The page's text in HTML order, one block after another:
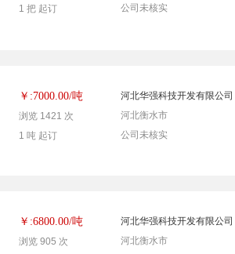
1 把 起订
公司未核实
￥:7000.00/吨
浏览 1421 次
1 吨 起订
河北华强科技开发有限公司
河北衡水市
公司未核实
￥:6800.00/吨
浏览 905 次
河北华强科技开发有限公司
河北衡水市